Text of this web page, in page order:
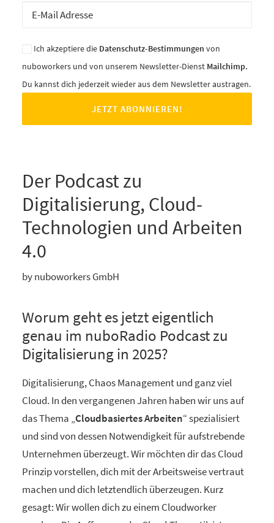
Ich akzeptiere die Datenschutz-Bestimmungen von
nuboworkers und von unserem Newsletter-Dienst Mailchimp.
Du kannst dich jederzeit wieder aus dem Newsletter austragen.
Der Podcast zu
Digitalisierung, Cloud-
Technologien und Arbeiten
4.0
by nuboworkers GmbH
Worum geht es jetzt eigentlich
genau im nuboRadio Podcast zu
Digitalisierung in 2025?
Digitalisierung, Chaos Management und ganz viel
Cloud. In den vergangenen Jahren haben wir uns auf
das Thema „Cloudbasiertes Arbeiten“ spezialisiert
und sind von dessen Notwendigkeit für aufstrebende
Unternehmen überzeugt. Wir möchten dir das Cloud
Prinzip vorstellen, dich mit der Arbeitsweise vertraut
machen und dich letztendlich überzeugen. Kurz
gesagt: Wir wollen dich zu einem Cloudworker